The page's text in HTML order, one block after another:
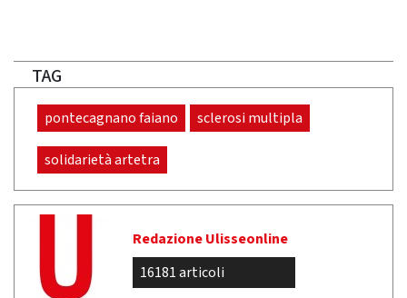
TAG
pontecagnano faiano sclerosi multipla
solidarietà artetra
Redazione Ulisseonline
16181 articoli